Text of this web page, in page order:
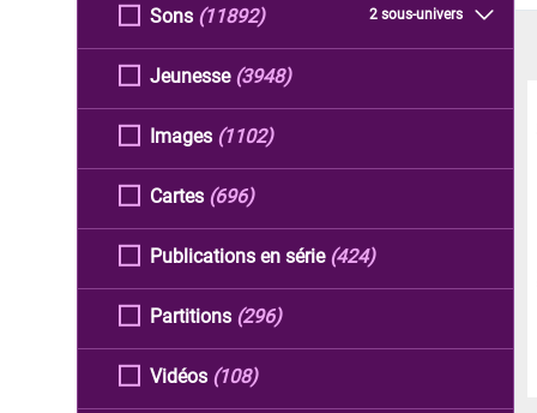
Sons 2 sous-univers
(11892)
Jeunesse (3948)
Images (1102)
Cartes (696)
Publications en série (424)
Partitions (296)
Vidéos (108)